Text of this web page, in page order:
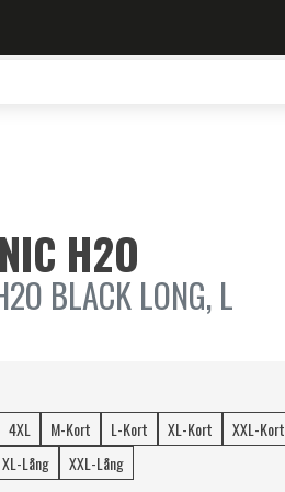
H2O
BLACK LONG, L
4XL M-Kort L-Kort XL-Kort
XXL-Kort
XL-Lång XXL-Lång